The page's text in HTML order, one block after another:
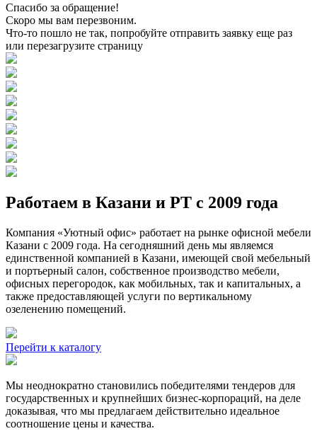
Спасибо за обращение!
Скоро мы вам перезвоним.
Что-то пошло не так, попробуйте отправить заявку еще раз
или перезагрузите страницу
Работаем в Казани и РТ с 2009 года
Компания «Уютный офис» работает на рынке офисной мебели
Казани с 2009 года. На сегодняшний день мы являемся
единственной компанией в Казани, имеющей свой мебельный
и портьерный салон, собственное производство мебели,
офисных перегородок, как мобильных, так и капитальных, а
также предоставляющей услуги по вертикальному
озеленению помещений.
Перейти к каталогу
Мы неоднократно становились победителями тендеров для
государственных и крупнейших бизнес-корпораций, на деле
доказывая, что мы предлагаем действительно идеальное
соотношение цены и качества.